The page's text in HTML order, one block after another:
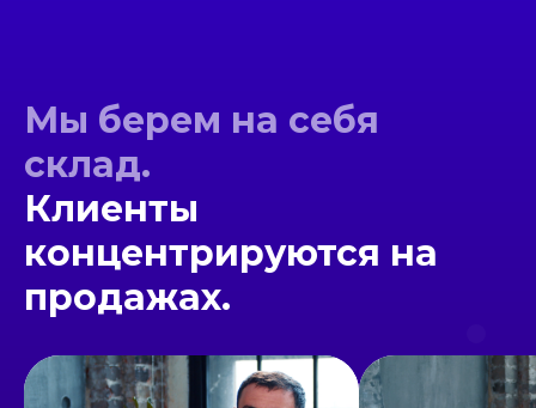
Мы берем на себя
склад.
Клиенты
концентрируются на
продажах.